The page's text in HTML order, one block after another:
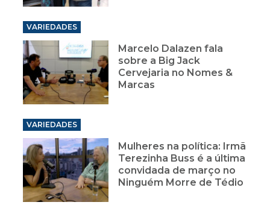
VARIEDADES
Marcelo Dalazen fala
sobre a Big Jack
Cervejaria no Nomes &
Marcas
VARIEDADES
Mulheres na política: Irmã
Terezinha Buss é a última
convidada de março no
Ninguém Morre de Tédio